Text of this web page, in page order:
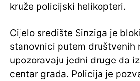
kruže policijski helikopteri.
Cijelo središte Sinziga je
stanovnici putem društvenih
upozoravaju jedni druge da
centar grada. Policija je